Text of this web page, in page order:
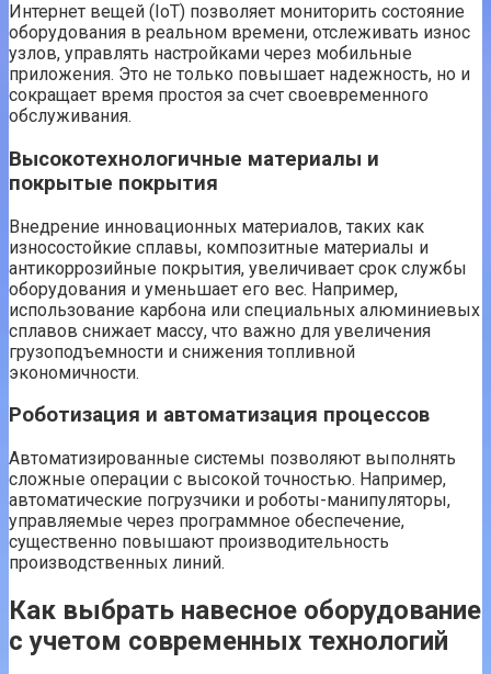
Интернет вещей (IoT) позволяет мониторить состояние
оборудования в реальном времени, отслеживать износ
узлов, управлять настройками через мобильные
приложения. Это не только повышает надежность, но и
сокращает время простоя за счет своевременного
обслуживания.
Высокотехнологичные материалы и
покрытые покрытия
Внедрение инновационных материалов, таких как
износостойкие сплавы, композитные материалы и
антикоррозийные покрытия, увеличивает срок службы
оборудования и уменьшает его вес. Например,
использование карбона или специальных алюминиевых
сплавов снижает массу, что важно для увеличения
грузоподъемности и снижения топливной
экономичности.
Роботизация и автоматизация процессов
Автоматизированные системы позволяют выполнять
сложные операции с высокой точностью. Например,
автоматические погрузчики и роботы-манипуляторы,
управляемые через программное обеспечение,
существенно повышают производительность
производственных линий.
Как выбрать навесное оборудование
с учетом современных технологий